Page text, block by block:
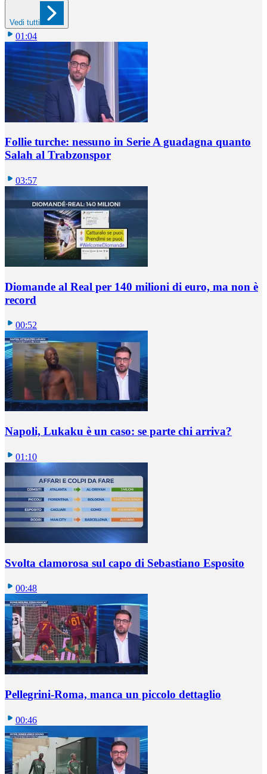
Vedi tutti
01:04
Follie turche: nessuno in Serie A guadagna quanto
Salah al Trabzonspor
03:57
Diomande al Real per 140 milioni di euro, ma non è
record
00:52
Napoli, Lukaku è un caso: se parte chi arriva?
01:10
Svolta clamorosa sul capo di Sebastiano Esposito
00:48
Pellegrini-Roma, manca un piccolo dettaglio
00:46